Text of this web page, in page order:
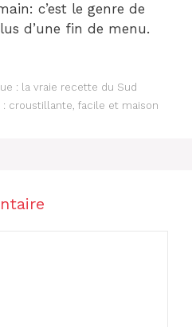
c’est le genre de
d’une fin de menu.
: la vraie recette du Sud
: croustillante, facile et maison